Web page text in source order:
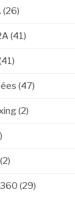
(26)
(41)
(47)
(2)
(2)
(29)